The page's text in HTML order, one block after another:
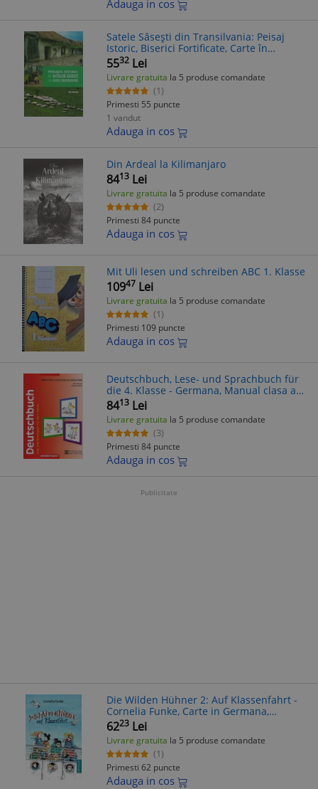
Adauga in cos
Satele Săsești din Transilvania: Peisaj
Istoric, Biserici Fortificate, Carte în
Germană
5532 Lei
Livrare gratuita la 5 produse comandate
(1)
Primesti 55 puncte
1 vandut
Adauga in cos
Din Ardeal la Kilimanjaro
8413 Lei
Livrare gratuita la 5 produse comandate
(2)
Primesti 84 puncte
Adauga in cos
Mit Uli lesen und schreiben ABC 1. Klasse
10947 Lei
Livrare gratuita la 5 produse comandate
(1)
Primesti 109 puncte
Adauga in cos
Deutschbuch, Lese- und Sprachbuch für
die 4. Klasse - Germana, Manual clasa a
4-a
8413 Lei
Livrare gratuita la 5 produse comandate
(3)
Primesti 84 puncte
Adauga in cos
Publicitate
Die Wilden Hühner 2: Auf Klassenfahrt -
Cornelia Funke, Carte in Germana,
Aventura, Editura [Adauga Editura]
6223 Lei
Livrare gratuita la 5 produse comandate
(1)
Primesti 62 puncte
Adauga in cos